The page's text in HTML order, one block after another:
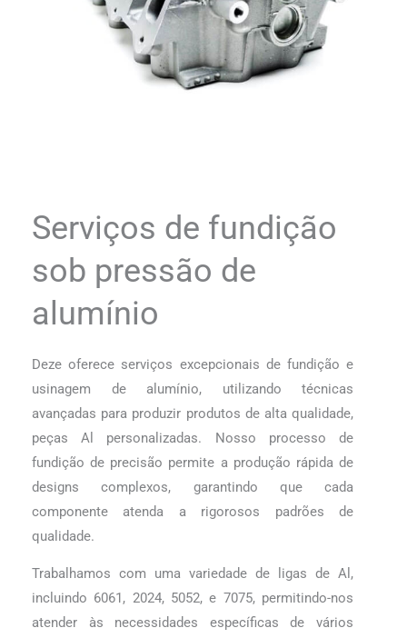
Serviços de fundição
sob pressão de
alumínio
Deze oferece serviços excepcionais de fundição e
usinagem de alumínio, utilizando técnicas
avançadas para produzir produtos de alta qualidade,
peças Al personalizadas. Nosso processo de
fundição de precisão permite a produção rápida de
designs complexos, garantindo que cada
componente atenda a rigorosos padrões de
qualidade.
Trabalhamos com uma variedade de ligas de Al,
incluindo 6061, 2024, 5052, e 7075, permitindo-nos
atender às necessidades específicas de vários